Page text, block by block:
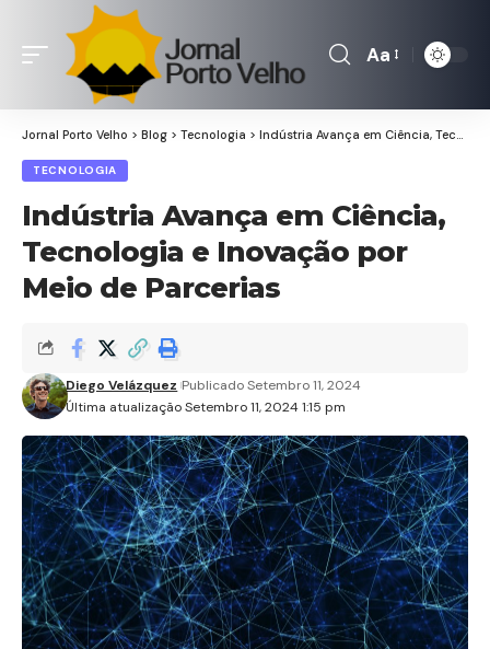
Font
Aa
Jornal Porto Velho > Blog > Tecnologia > Indústria Avança em Ciência, Tecnologia e Inovação por Meio de Parcerias
TECNOLOGIA
Indústria Avança em Ciência,
Tecnologia e Inovação por
Meio de Parcerias
Última atualização Setembro 11, 2024 1:15 pm
Diego Velázquez Publicado Setembro 11, 2024